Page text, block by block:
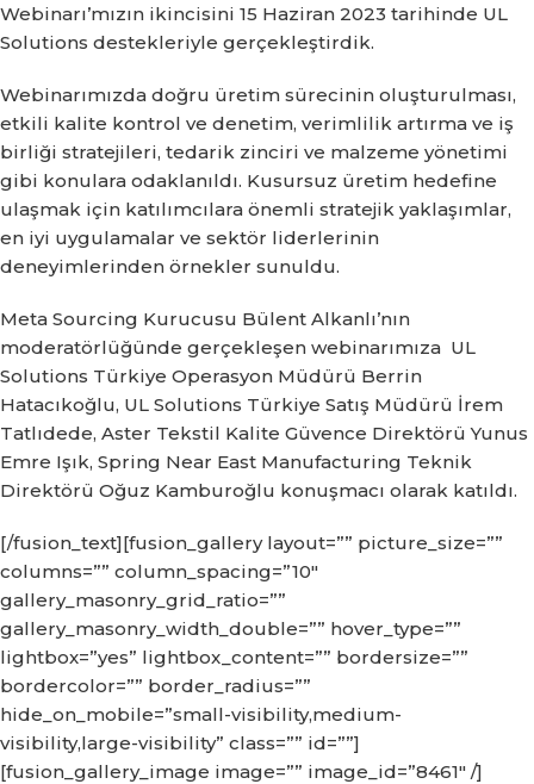
Webinarı’mızın ikincisini 15 Haziran 2023 tarihinde UL
Solutions destekleriyle gerçekleştirdik.
Webinarımızda doğru üretim sürecinin oluşturulması,
etkili kalite kontrol ve denetim, verimlilik artırma ve iş
birliği stratejileri, tedarik zinciri ve malzeme yönetimi
gibi konulara odaklanıldı. Kusursuz üretim hedefine
ulaşmak için katılımcılara önemli stratejik yaklaşımlar,
en iyi uygulamalar ve sektör liderlerinin
deneyimlerinden örnekler sunuldu.
Meta Sourcing Kurucusu Bülent Alkanlı’nın
moderatörlüğünde gerçekleşen webinarımıza UL
Solutions Türkiye Operasyon Müdürü Berrin
Hatacıkoğlu, UL Solutions Türkiye Satış Müdürü İrem
Tatlıdede, Aster Tekstil Kalite Güvence Direktörü Yunus
Emre Işık, Spring Near East Manufacturing Teknik
Direktörü Oğuz Kamburoğlu konuşmacı olarak katıldı.
[/fusion_text][fusion_gallery layout=”” picture_size=””
columns=”” column_spacing=”10″
gallery_masonry_grid_ratio=””
gallery_masonry_width_double=”” hover_type=””
lightbox=”yes” lightbox_content=”” bordersize=””
bordercolor=”” border_radius=””
hide_on_mobile=”small-visibility,medium-
visibility,large-visibility” class=”” id=””]
[fusion_gallery_image image=”” image_id=”8461″ /]